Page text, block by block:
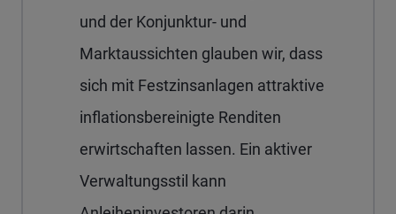
und der Konjunktur- und
Marktaussichten glauben wir, dass
sich mit Festzinsanlagen attraktive
inflationsbereinigte Renditen
erwirtschaften lassen. Ein aktiver
Verwaltungsstil kann